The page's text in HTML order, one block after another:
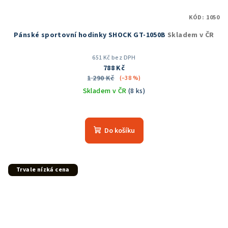
Pánské sportovní hodinky SHOCK GT-1050B Skladem v ČR
651 Kč bez DPH
788 Kč
1 290 Kč
(–38 %)
Skladem v ČR (8 ks)
hodnocení
produktu
Do košíku
KÓD: 1050
Trvale nízká cena